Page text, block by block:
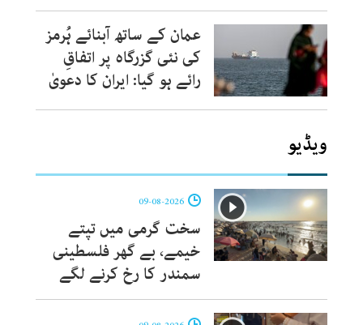
عمان کے ساتھ آبنائے ہُرمز
کی نئی گزرگاہ پر اتفاقِ
رائے ہو گیا: ایران کا دعویٰ
ویڈیو
سخت گرمی میں تپتے
خیمے، بے گھر فلسطینی
سمندر کا رخ کرنے لگے